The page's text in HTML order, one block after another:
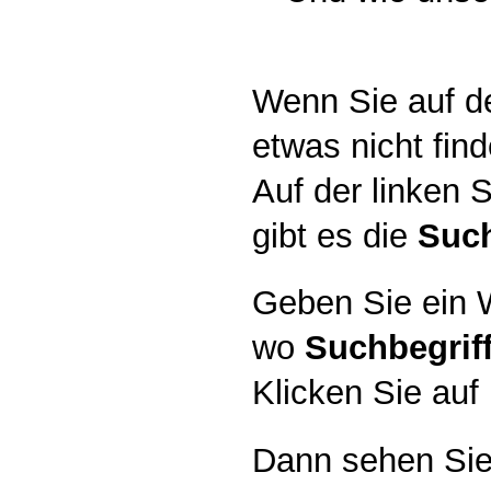
Wenn Sie auf
etwas nicht
Auf der linken
gibt es die
Geben Sie ein
wo
Klicken Sie auf
Dann sehen